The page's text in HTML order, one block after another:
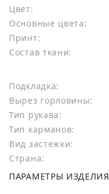
Цвет:
Основные цвета:
Принт:
Состав ткани:
Подкладка:
Вырез горловины:
Тип рукава:
Тип карманов:
Вид застежки:
Страна:
ПАРАМЕТРЫ ИЗДЕЛИЯ